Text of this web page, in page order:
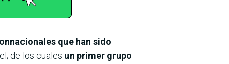
que han sido
de los cuales un primer grupo